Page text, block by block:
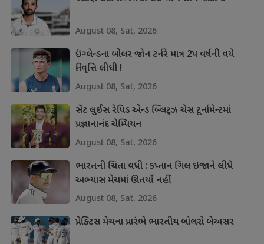
August 08, Sat, 2026
ઇંગ્લેન્ડના બોલર જોન ટર્નરે માત્ર 2પ વર્ષની વયે
નિવૃત્તિ લીધી !
August 08, Sat, 2026
સેંટ લુઈસ રેપિડ એન્ડ બ્લિટ્ઝ ચેસ ટૂર્નામેન્ટમાં
પ્રજ્ઞાનાનંદ ચેમ્પિયન
August 08, Sat, 2026
ભારતની ચિંતા વધી : કપ્તાન ગિલ ઇજાને લીધે
અભ્યાસ મેચમાં ઊતર્યો નહીં
August 08, Sat, 2026
પ્રેક્ટિસ મેચના પ્રારંભે ભારતીય બોલરો બેઅસર